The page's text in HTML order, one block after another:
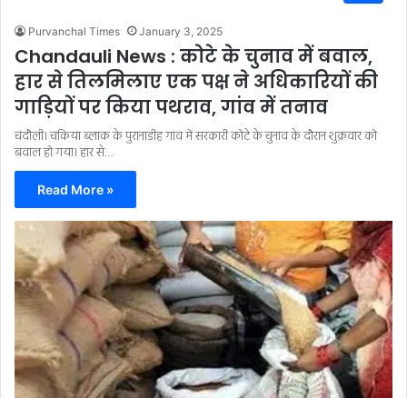
Purvanchal Times January 3, 2025
Chandauli News : कोटे के चुनाव में बवाल,
हार से तिलमिलाए एक पक्ष ने अधिकारियों की
गाड़ियों पर किया पथराव, गांव में तनाव
चंदौली। चकिया ब्लाक के पुरानाडीह गांव में सरकारी कोटे के चुनाव के दौरान शुक्रवार को
बवाल हो गया। हार से…
Read More »